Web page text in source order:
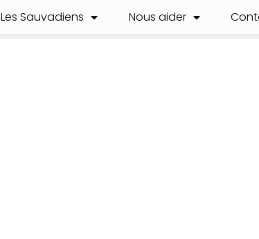
Les Sauvadiens Nous aider